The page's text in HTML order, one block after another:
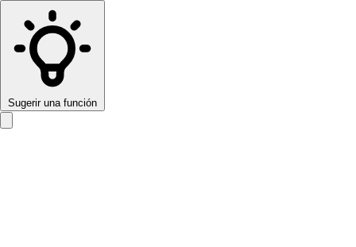
Sugerir una función